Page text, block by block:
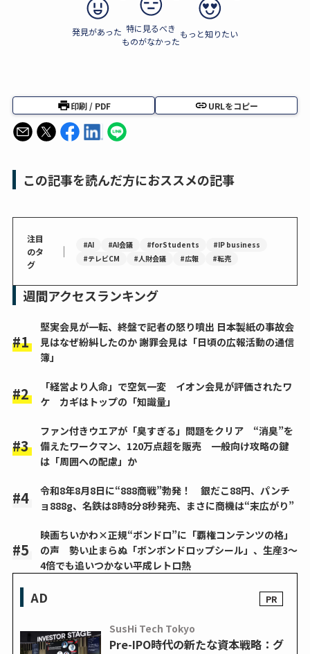
発見があった 特に見るべき
ものがなかった
もっと知りたい
印刷 / PDF URLをコピー
この記事を読んだ方におススメの記事
注目
のタ
グ
｜ #AI #AI会議 #forStudents
#IP business
#テレビCM
#人財会議 #広報 #転売
週間アクセスランキング
堅実会見が一転、終盤で記者の怒り噴出 日本製紙の事故会
見はなぜ紛糾したのか 謝罪会見は「日頃の広報活動の通信
簿」
「経営より人命」で空気一変 イオン会見が評価されたワ
ケ カギはトップの「知識量」
ファン付きウエアが「臭すぎる」問題をクリア “消臭”を
備えたワークマン、120万点超を販売 一般向け攻略の鍵
は「周囲への配慮」か
令和8年8月8日に“888商戦”勃発！ 銀だこ88円、パンチ
ョ888g、名鉄は8時8分8秒発売、まさに商機は“末広がり”
映画ちいかわ×正規“ボンドロ”に「覇権コンテンツの格」
の声 勢い止まらぬ「ボンボンドロップシール」、生産3～
4倍でも追いつかない平成レトロ熱
AD
SusHi Tech Tokyo
Pre-IPO時代の新たな資本戦略：グ